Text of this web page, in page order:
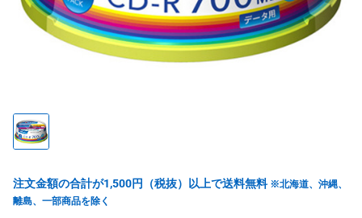
注文金額の合計が1,500円（税抜）以上で送料無料 ※北海道、沖縄、
離島、一部商品を除く